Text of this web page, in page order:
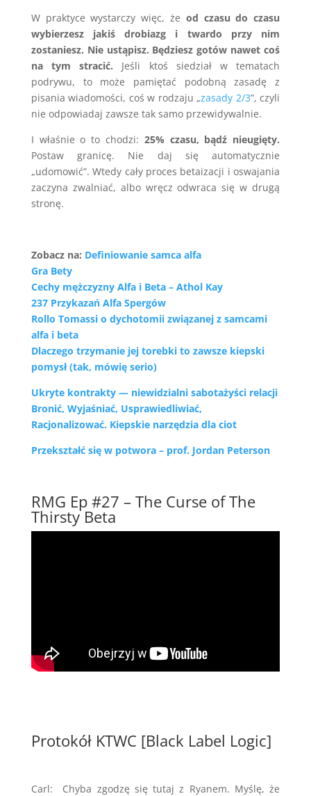
W praktyce wystarczy więc, że od czasu do czasu
wybierzesz jakiś drobiazg i twardo przy nim
zostaniesz. Nie ustąpisz. Będziesz gotów nawet coś
na tym stracić. Jeśli ktoś siedział w tematach
podrywu, to może pamiętać podobną zasadę z
pisania wiadomości, coś w rodzaju „zasady 2/3”, czyli
nie odpowiadaj zawsze tak samo przewidywalnie.
I właśnie o to chodzi: 25% czasu, bądź nieugięty.
Postaw granicę. Nie daj się automatycznie
„udomowić”. Wtedy cały proces betaizacji i oswajania
zaczyna zwalniać, albo wręcz odwraca się w drugą
stronę.
Zobacz na: Definiowanie samca alfa
Gra Bety
Cechy mężczyzny Alfa i Beta – Athol Kay
237 Przykazań Alfa Spergów
Rollo Tomassi o dychotomii związanej z samcami
alfa i beta
Dlaczego trzymanie jej torebki to zawsze kiepski
pomysł (tak, mówię serio)
Ukryte kontrakty — niewidzialni sabotażyści relacji
Bronić, Wyjaśniać, Usprawiedliwiać,
Racjonalizować. Kiepskie narzędzia dla ciot
Przekształć się w potwora – prof. Jordan Peterson
RMG Ep #27 – The Curse of The
Thirsty Beta
Protokół KTWC [Black Label Logic]
Carl: Chyba zgodzę się tutaj z Ryanem. Myślę, że